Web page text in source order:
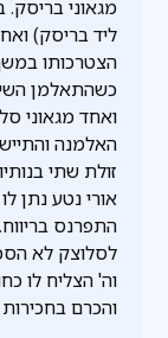
מגאוני בריסק.
ליד בריסק)
הצטרכותו
כשהתאלמן
ואחד מגאוני
האלמנה
זולת שתי
אורי נטע נתן
התפרנס
לסלוצק לא
וה' הצליח לו
והכרם